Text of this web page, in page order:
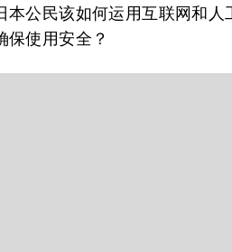
本公民该如何运用互联网和
保使用安全？